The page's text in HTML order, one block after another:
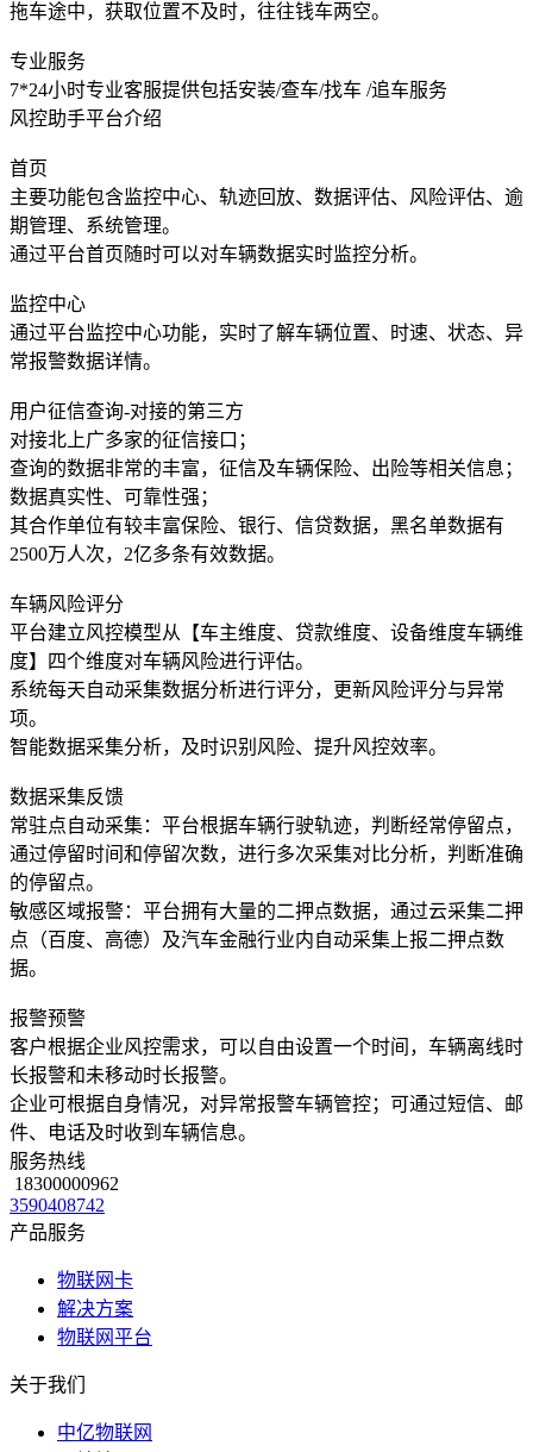
拖车途中，获取位置不及时，往往钱车两空。
专业服务
7*24小时专业客服提供包括安装/查车/找车 /追车服务
风控助手平台介绍
首页
主要功能包含监控中心、轨迹回放、数据评估、风险评估、逾
期管理、系统管理。
通过平台首页随时可以对车辆数据实时监控分析。
监控中心
通过平台监控中心功能，实时了解车辆位置、时速、状态、异
常报警数据详情。
用户征信查询-对接的第三方
对接北上广多家的征信接口；
查询的数据非常的丰富，征信及车辆保险、出险等相关信息；
数据真实性、可靠性强；
其合作单位有较丰富保险、银行、信贷数据，黑名单数据有
2500万人次，2亿多条有效数据。
车辆风险评分
平台建立风控模型从【车主维度、贷款维度、设备维度车辆维
度】四个维度对车辆风险进行评估。
系统每天自动采集数据分析进行评分，更新风险评分与异常
项。
智能数据采集分析，及时识别风险、提升风控效率。
数据采集反馈
常驻点自动采集：平台根据车辆行驶轨迹，判断经常停留点，
通过停留时间和停留次数，进行多次采集对比分析，判断准确
的停留点。
敏感区域报警：平台拥有大量的二押点数据，通过云采集二押
点（百度、高德）及汽车金融行业内自动采集上报二押点数
据。
报警预警
客户根据企业风控需求，可以自由设置一个时间，车辆离线时
长报警和未移动时长报警。
企业可根据自身情况，对异常报警车辆管控；可通过短信、邮
件、电话及时收到车辆信息。
服务热线
18300000962
3590408742
产品服务
物联网卡
解决方案
物联网平台
关于我们
中亿物联网